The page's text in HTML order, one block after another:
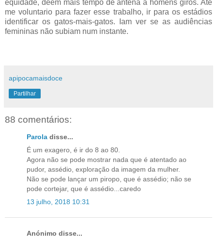
equidade, dêem mais tempo de antena a homens giros. Até
me voluntario para fazer esse trabalho, ir para os estádios
identificar os gatos-mais-gatos. Iam ver se as audiências
femininas não subiam num instante.
apipocamaisdoce
Partilhar
88 comentários:
Parola disse...
É um exagero, é ir do 8 ao 80.
Agora não se pode mostrar nada que é atentado ao
pudor, assédio, exploração da imagem da mulher.
Não se pode lançar um piropo, que é assédio; não se
pode cortejar, que é assédio...caredo
13 julho, 2018 10:31
Anónimo disse...